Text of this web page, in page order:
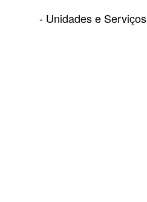
- Unidades e Serviços